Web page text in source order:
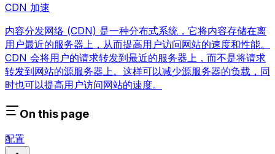
CDN 加速
内容分发网络 (CDN) 是一种分布式系统，它将内容存储在离
用户最近的服务器上，从而提高用户访问网站的速度和性能。
CDN 会将用户的请求转发到最近的服务器上，而不是将请求
转发到网站的源服务器上。这样可以减少源服务器的负载，同
时也可以提高用户访问网站的速度。
On this page
配置